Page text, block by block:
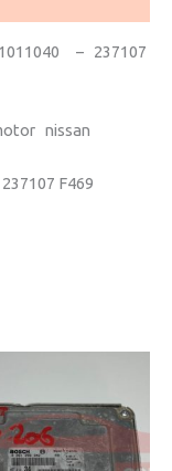
– 237107
nissan
F469